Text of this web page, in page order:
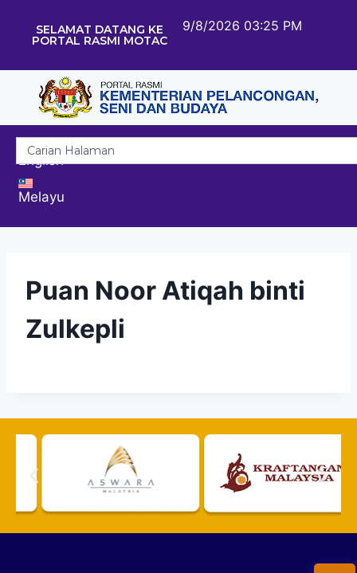
SELAMAT DATANG KE
PORTAL RASMI MOTAC
9/8/2026 03:25 PM
English
Melayu
Puan Noor Atiqah binti
Zulkepli